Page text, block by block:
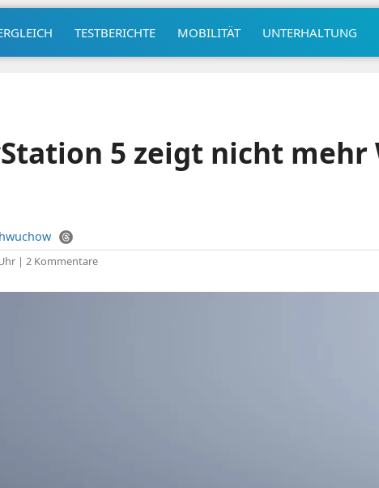
TESTBERICHTE MOBILITÄT UNTERHALTUNG
5 zeigt nicht mehr
| 2 Kommentare